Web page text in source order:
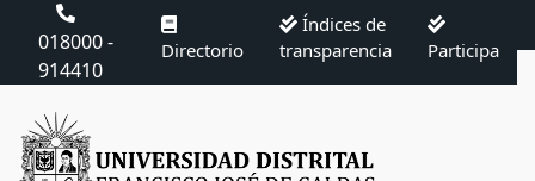
018000 -
914410
Directorio
Índices de
transparencia
Participa